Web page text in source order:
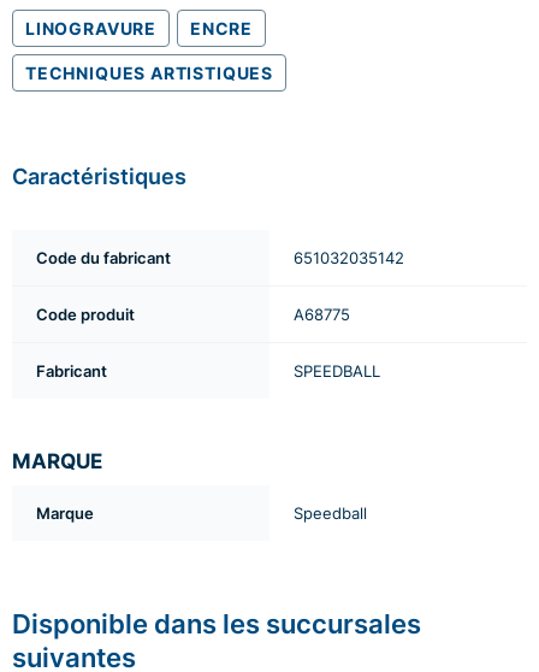
LINOGRAVURE
ENCRE
TECHNIQUES ARTISTIQUES
Caractéristiques
Code du fabricant 651032035142
Code produit A68775
Fabricant SPEEDBALL
MARQUE
Marque Speedball
Disponible dans les succursales
suivantes